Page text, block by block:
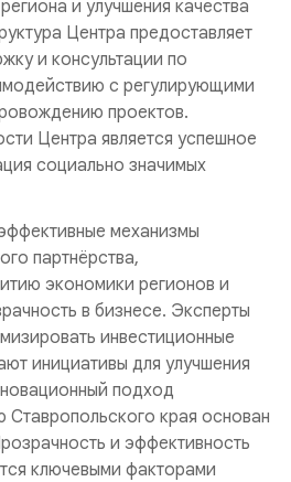
и улучшения качества
Центра предоставляет
и консультации по
с регулирующими
проектов.
Центра является успешное
социально значимых
механизмы
партнёрства,
экономики регионов и
в бизнесе. Эксперты
инвестиционные
инициативы для улучшения
подход
Ставропольского края основан
и эффективность
ключевыми факторами